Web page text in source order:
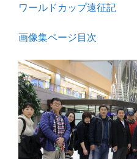
b
o
o
k
r
ワールドカップ遠征記
画像集ページ目次